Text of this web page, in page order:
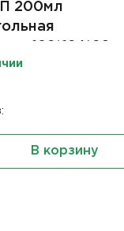
200мл
с к/з 300шт ПТ
В корзину